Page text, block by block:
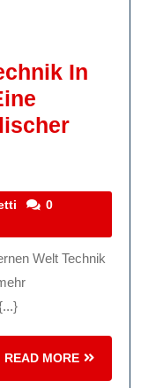
In
stefanocoletti
0
READ MORE
READ
MORE